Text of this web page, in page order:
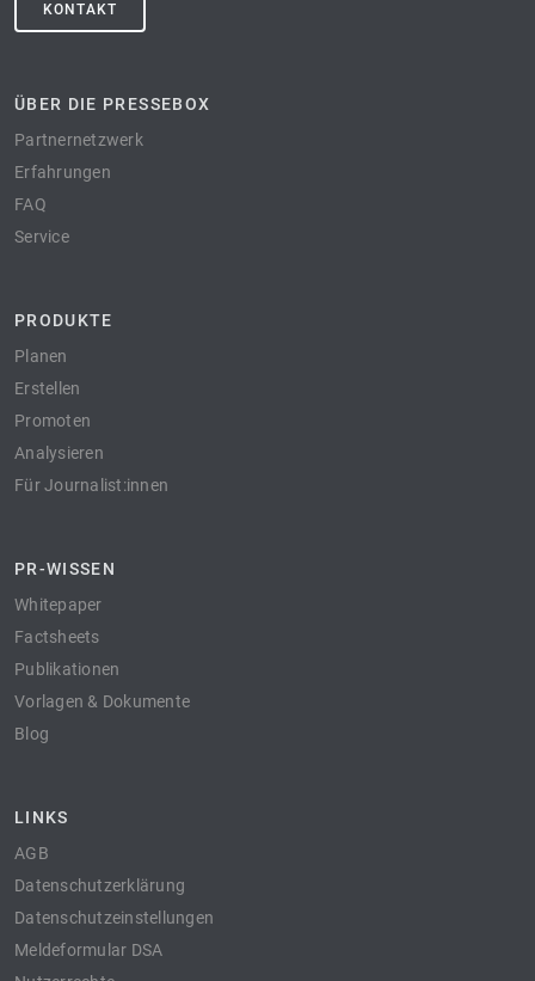
KONTAKT
ÜBER DIE PRESSEBOX
Partnernetzwerk
Erfahrungen
FAQ
Service
PRODUKTE
Planen
Erstellen
Promoten
Analysieren
Für Journalist:innen
PR-WISSEN
Whitepaper
Factsheets
Publikationen
Vorlagen & Dokumente
Blog
LINKS
AGB
Datenschutzerklärung
Datenschutzeinstellungen
Meldeformular DSA